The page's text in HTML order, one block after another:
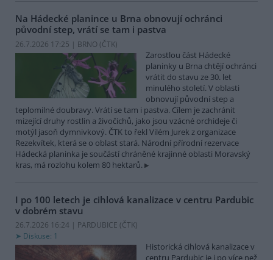
Na Hádecké planince u Brna obnovují ochránci
původní step, vrátí se tam i pastva
26.7.2026 17:25 | BRNO (ČTK)
Zarostlou část Hádecké
planinky u Brna chtějí ochránci
vrátit do stavu ze 30. let
minulého století. V oblasti
obnovují původní step a
teplomilné doubravy. Vrátí se tam i pastva. Cílem je zachránit
mizející druhy rostlin a živočichů, jako jsou vzácné orchideje či
motýl jasoň dymnivkový. ČTK to řekl Vilém Jurek z organizace
Rezekvítek, která se o oblast stará. Národní přírodní rezervace
Hádecká planinka je součástí chráněné krajinné oblasti Moravský
kras, má rozlohu kolem 80 hektarů.
I po 100 letech je cihlová kanalizace v centru Pardubic
v dobrém stavu
26.7.2026 16:24 | PARDUBICE (ČTK)
Diskuse: 1
Historická cihlová kanalizace v
centru Pardubic je i po více než